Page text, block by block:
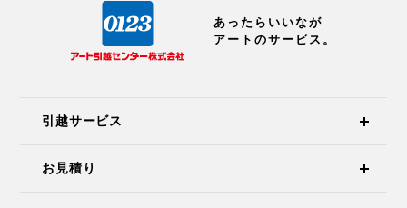
あったらいいなが
アートのサービス。
引越サービス
お見積り